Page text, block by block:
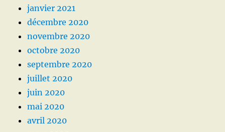
janvier 2021
décembre 2020
novembre 2020
octobre 2020
septembre 2020
juillet 2020
juin 2020
mai 2020
avril 2020